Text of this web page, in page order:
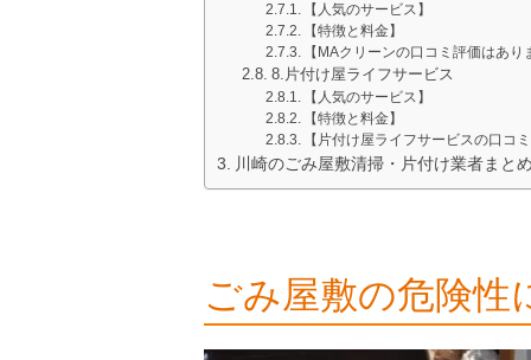
【人気のサービス】
【特徴と料金】
【MAクリーンの口コミ評価はあり
8.片付け屋ライフサービス
【人気のサービス】
【特徴と料金】
【片付け屋ライフサービスの口コ
川崎のごみ屋敷清掃・片付け業者まと
ごみ屋敷の危険性